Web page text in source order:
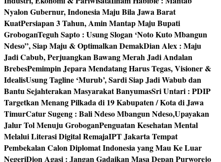
Nyalon Gubernur, Indonesia Maju Bila Jawa Barat
KuatPersiapan 3 Tahun, Amin Mantap Maju Bupati
GroboganTeguh Sapto : Usung Slogan ‘Noto Kuto Mbangun
Ndeso”, Siap Maju & Optimalkan DemakDian Alex : Maju
Jadi Cabub, Perjuangkan Bawang Merah Jadi Andalan
BrebesPemimpin Jepara Mendatang Harus Tegas, Visioner &
IdealisUsung Tagline ‘Murub’, Sardi Siap Jadi Wabub dan
Bantu Sejahterakan Masyarakat BanyumasSri Untari : PDIP
Targetkan Menang Pilkada di 19 Kabupaten / Kota di Jawa
TimurCatur Sugeng : Bali Ndeso Mbangun Ndeso,Upayakan
Jalur Tol Menuju GroboganPenguatan Kesehatan Mental
Melalui Literasi Digital RemajaIPT Jakarta Tempat
Pembekalan Calon Diplomat Indonesia yang Mau Ke Luar
NegeriDion Agasi : Jangan Gadaikan Masa Depan Purworejo